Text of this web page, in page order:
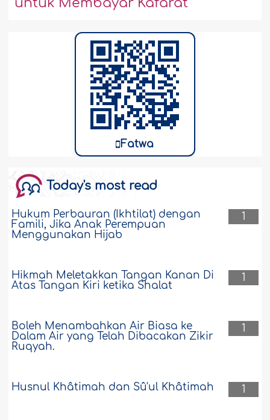
untuk Membayar Kafarat
Fatwa
Today's most read
1
Hukum Perbauran (Ikhtilat) dengan
Famili, Jika Anak Perempuan
Menggunakan Hijab
1
Hikmah Meletakkan Tangan Kanan Di
Atas Tangan Kiri ketika Shalat
1
Boleh Menambahkan Air Biasa ke
Dalam Air yang Telah Dibacakan Zikir
Ruqyah.
1
Husnul Khâtimah dan Sû'ul Khâtimah